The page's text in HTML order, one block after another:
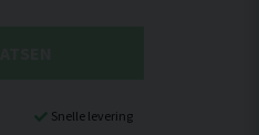
Snelle levering